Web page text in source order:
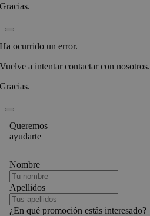
Gracias.
Ha ocurrido un error.
Vuelve a intentar contactar con nosotros.
Gracias.
Queremos
ayudarte
Nombre
Apellidos
¿En qué promoción estás interesado?